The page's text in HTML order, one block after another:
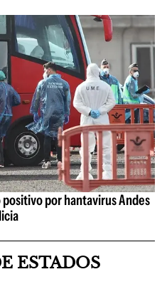
por hantavirus Andes
ESTADOS